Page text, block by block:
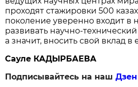
проходят стажировки 500
поколение уверенно входит в
развивать научно-
а значит, вносить свой вклад в
Сауле КАДЫРБАЕВА
Подписывайтесь на нашДзен